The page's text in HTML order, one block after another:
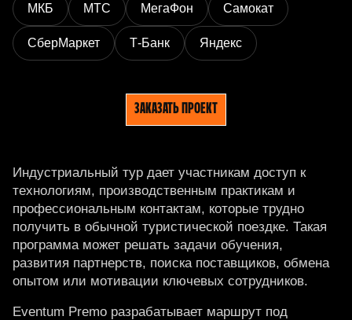
МКБ МТС МегаФон Самокат
СберМаркет Т-Банк Яндекс
ЗАКАЗАТЬ ПРОЕКТ
Индустриальный тур дает участникам доступ к
технологиям, производственным практикам и
профессиональным контактам, которые трудно
получить в обычной туристической поездке. Такая
программа может решать задачи обучения,
развития партнерств, поиска поставщиков, обмена
опытом или мотивации ключевых сотрудников.
Eventum Premo разрабатывает маршрут под